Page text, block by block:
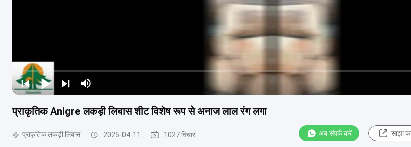
प्राकृतिक Anigre लकड़ी लिबास शीट विशेष रूप से अनाज लाल रंग लगा
प्राकृतिक लकड़ी लिबास 2025-04-11 1027 विचार अब संपर्क करें साझा